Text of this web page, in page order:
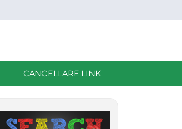
CANCELLARE LINK